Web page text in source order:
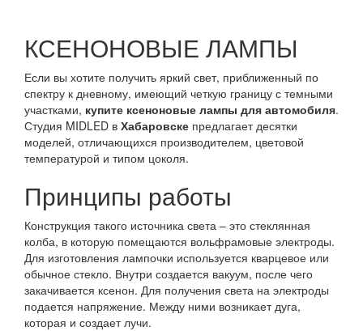
КСЕНОНОВЫЕ ЛАМПЫ
Если вы хотите получить яркий свет, приближенный по
спектру к дневному, имеющий четкую границу с темными
участками, купите ксеноновые лампы для автомобиля.
Студия MIDLED в Хабаровске предлагает десятки
моделей, отличающихся производителем, цветовой
температурой и типом цоколя.
Принципы работы
Конструкция такого источника света – это стеклянная
колба, в которую помещаются вольфрамовые электроды.
Для изготовления лампочки используется кварцевое или
обычное стекло. Внутри создается вакуум, после чего
закачивается ксенон. Для получения света на электроды
подается напряжение. Между ними возникает дуга,
которая и создает лучи.